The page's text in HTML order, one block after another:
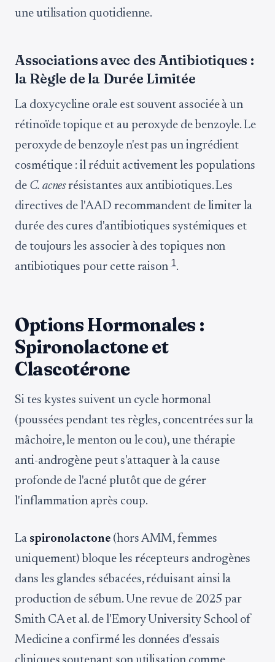
une utilisation quotidienne.
Associations avec des Antibiotiques :
la Règle de la Durée Limitée
La doxycycline orale est souvent associée à un
rétinoïde topique et au peroxyde de benzoyle. Le
peroxyde de benzoyle n'est pas un ingrédient
cosmétique : il réduit activement les populations
de C. acnesrésistantes aux antibiotiques. Les
directives de l'AAD recommandent de limiter la
durée des cures d'antibiotiques systémiques et
de toujours les associer à des topiques non
antibiotiques pour cette raison1.
Options Hormonales :
Spironolactone et
Clascotérone
Si tes kystes suivent un cycle hormonal
(poussées pendant tes règles, concentrées sur la
mâchoire, le menton ou le cou), une thérapie
anti-androgène peut s'attaquer à la cause
profonde de l'acné plutôt que de gérer
l'inflammation après coup.
La spironolactone (hors AMM, femmes
uniquement) bloque les récepteurs androgènes
dans les glandes sébacées, réduisant ainsi la
production de sébum. Une revue de 2025 par
Smith CA et al. de l'Emory University School of
Medicine a confirmé les données d'essais